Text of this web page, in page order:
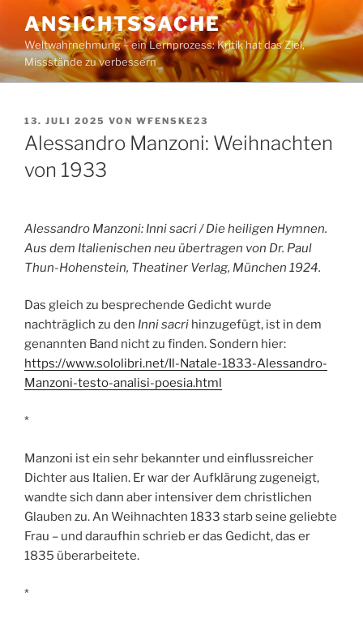
Inhalt
springen
ANSICHTSSACHE
Weltwahrnehmung – ein Lernprozess: Kritik hat das Ziel,
Missstände zu verbessern
VERÖFFENTLICHT
AM
13. JULI 2025 VON WFENSKE23
Alessandro Manzoni: Weihnachten
von 1933
Alessandro Manzoni: Inni sacri / Die heiligen Hymnen.
Aus dem Italienischen neu übertragen von Dr. Paul
Thun-Hohenstein, Theatiner Verlag, München 1924.
Das gleich zu besprechende Gedicht wurde
nachträglich zu den Inni sacri hinzugefügt, ist in dem
genannten Band nicht zu finden. Sondern hier:
https://www.sololibri.net/Il-Natale-1833-Alessandro-
Manzoni-testo-analisi-poesia.html
*
Manzoni ist ein sehr bekannter und einflussreicher
Dichter aus Italien. Er war der Aufklärung zugeneigt,
wandte sich dann aber intensiver dem christlichen
Glauben zu. An Weihnachten 1833 starb seine geliebte
Frau – und daraufhin schrieb er das Gedicht, das er
1835 überarbeitete.
*